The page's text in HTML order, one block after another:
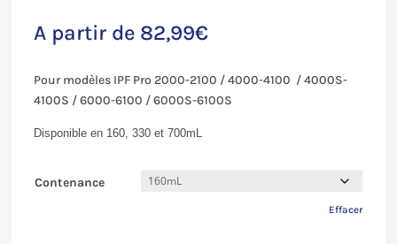
A partir de 82,99€
Pour modèles IPF Pro 2000-2100 / 4000-4100 / 4000S-
4100S / 6000-6100 / 6000S-6100S
Disponible en 160, 330 et 700mL
Contenance
Effacer